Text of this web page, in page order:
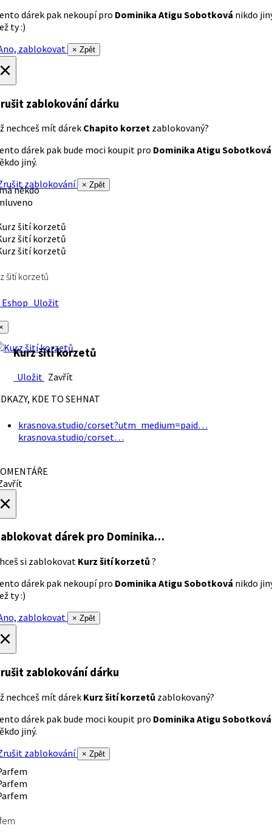
dárek pak nekoupí pro Dominika Atigu Sobotková nikdo
ty :)
zablokovat
× Zpět
zablokování dárku
nechceš mít dárek Chapito korzet zablokovaný?
dárek pak bude moci koupit pro Dominika Atigu Sobotková
jiný.
zablokování
× Zpět
někdo
šití korzetů
Uložit
Kurz šití korzetů
Uložit Zavřít
KDE TO SEHNAT
krasnova.studio/corset?utm_medium=paid…
krasnova.studio/corset…
dárek pro Dominika…
si zablokovat Kurz šití korzetů ?
dárek pak nekoupí pro Dominika Atigu Sobotková nikdo
ty :)
zablokovat
× Zpět
zablokování dárku
nechceš mít dárek Kurz šití korzetů zablokovaný?
dárek pak bude moci koupit pro Dominika Atigu Sobotková
jiný.
zablokování
× Zpět